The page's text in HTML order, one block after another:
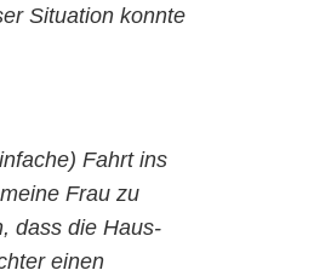
Situation konnte
Fahrt ins
Frau zu
dass die Haus-
einen